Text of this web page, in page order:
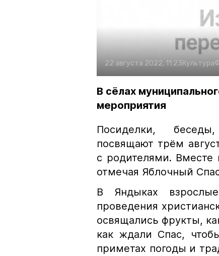
22 августа 2022, 11:23Культура
В сёлах
мероприятия
Посиделки,
посвящают трём
с родителями.
отмечая Яблочный
В Яндыках
проведения
освящались фрукты,
как ждали Спас,
приметах погоды и